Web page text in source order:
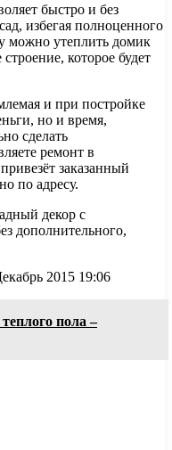
быстро и без
избегая полноценного
можно утеплить домик
которое будет
и при постройке
но и время,
сделать
ремонт в
заказанный
по адресу.
декор с
дополнительного,
2015 19:06
пола –